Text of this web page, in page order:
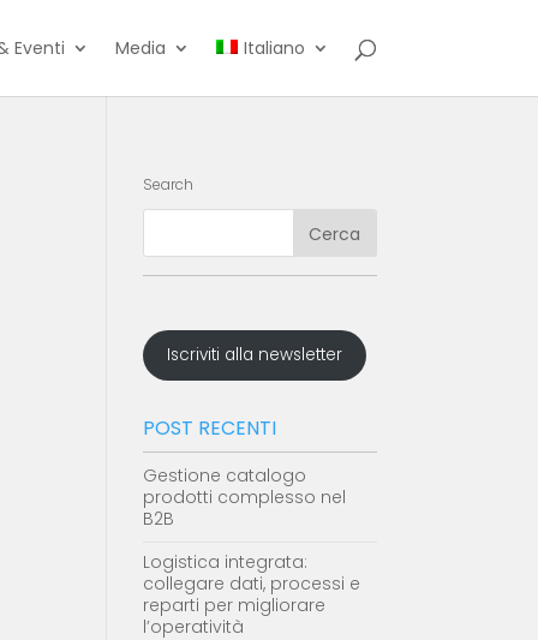
Eventi Media Italiano
Search
Iscriviti alla newsletter
POST RECENTI
Gestione catalogo
prodotti complesso nel
B2B
Logistica integrata:
collegare dati, processi e
reparti per migliorare
l’operatività